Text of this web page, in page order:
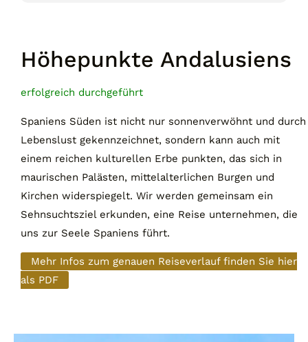
Höhepunkte Andalusiens
erfolgreich durchgeführt
Spaniens Süden ist nicht nur sonnenverwöhnt und durch
Lebenslust gekennzeichnet, sondern kann auch mit
einem reichen kulturellen Erbe punkten, das sich in
maurischen Palästen, mittelalterlichen Burgen und
Kirchen widerspiegelt. Wir werden gemeinsam ein
Sehnsuchtsziel erkunden, eine Reise unternehmen, die
uns zur Seele Spaniens führt.
Mehr Infos zum genauen Reiseverlauf finden Sie hier
als PDF